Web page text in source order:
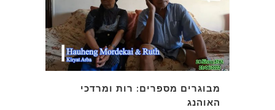
מבוגרים מספרים: רות ומרדכי
האוהנג